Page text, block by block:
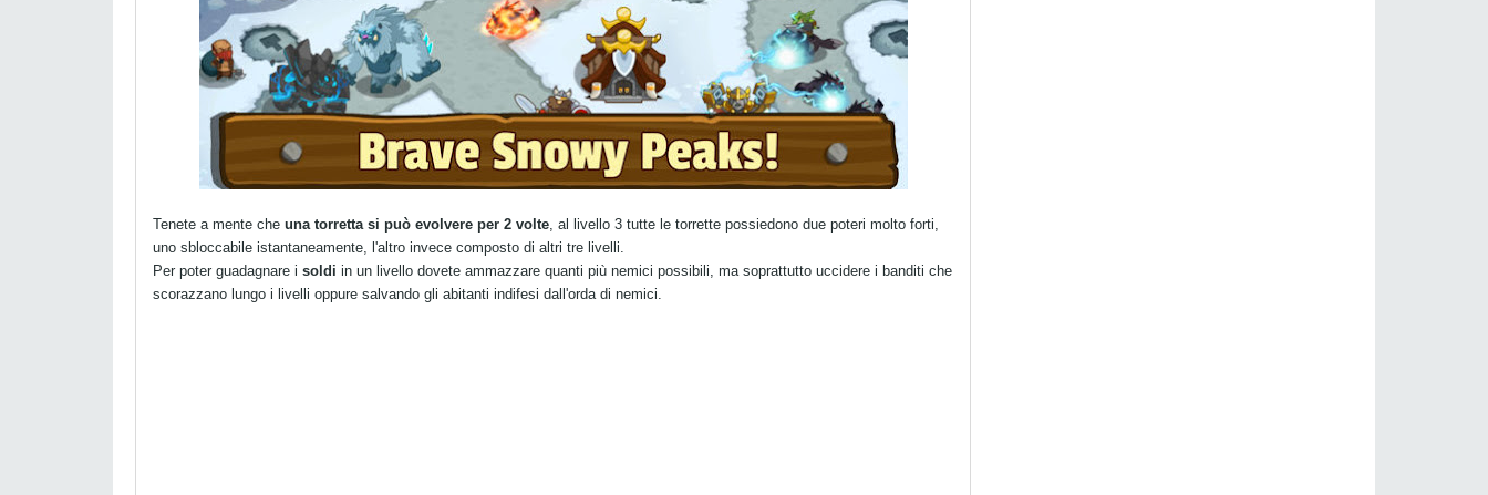
Tenete a mente che una torretta si può evolvere per 2 volte, al livello 3 tutte le torrette possiedono due poteri molto forti,
uno sbloccabile istantaneamente, l'altro invece composto di altri tre livelli.
Per poter guadagnare i soldi in un livello dovete ammazzare quanti più nemici possibili, ma soprattutto uccidere i banditi che
scorazzano lungo i livelli oppure salvando gli abitanti indifesi dall'orda di nemici.